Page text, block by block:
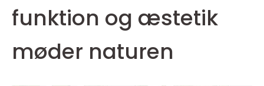
funktion og æstetik
møder naturen